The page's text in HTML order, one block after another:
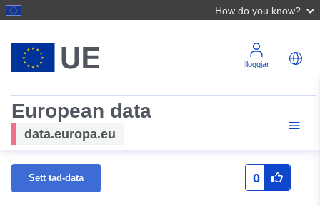
How do you know?
Illoggjar
European data
data.europa.eu
Sett tad-data 0